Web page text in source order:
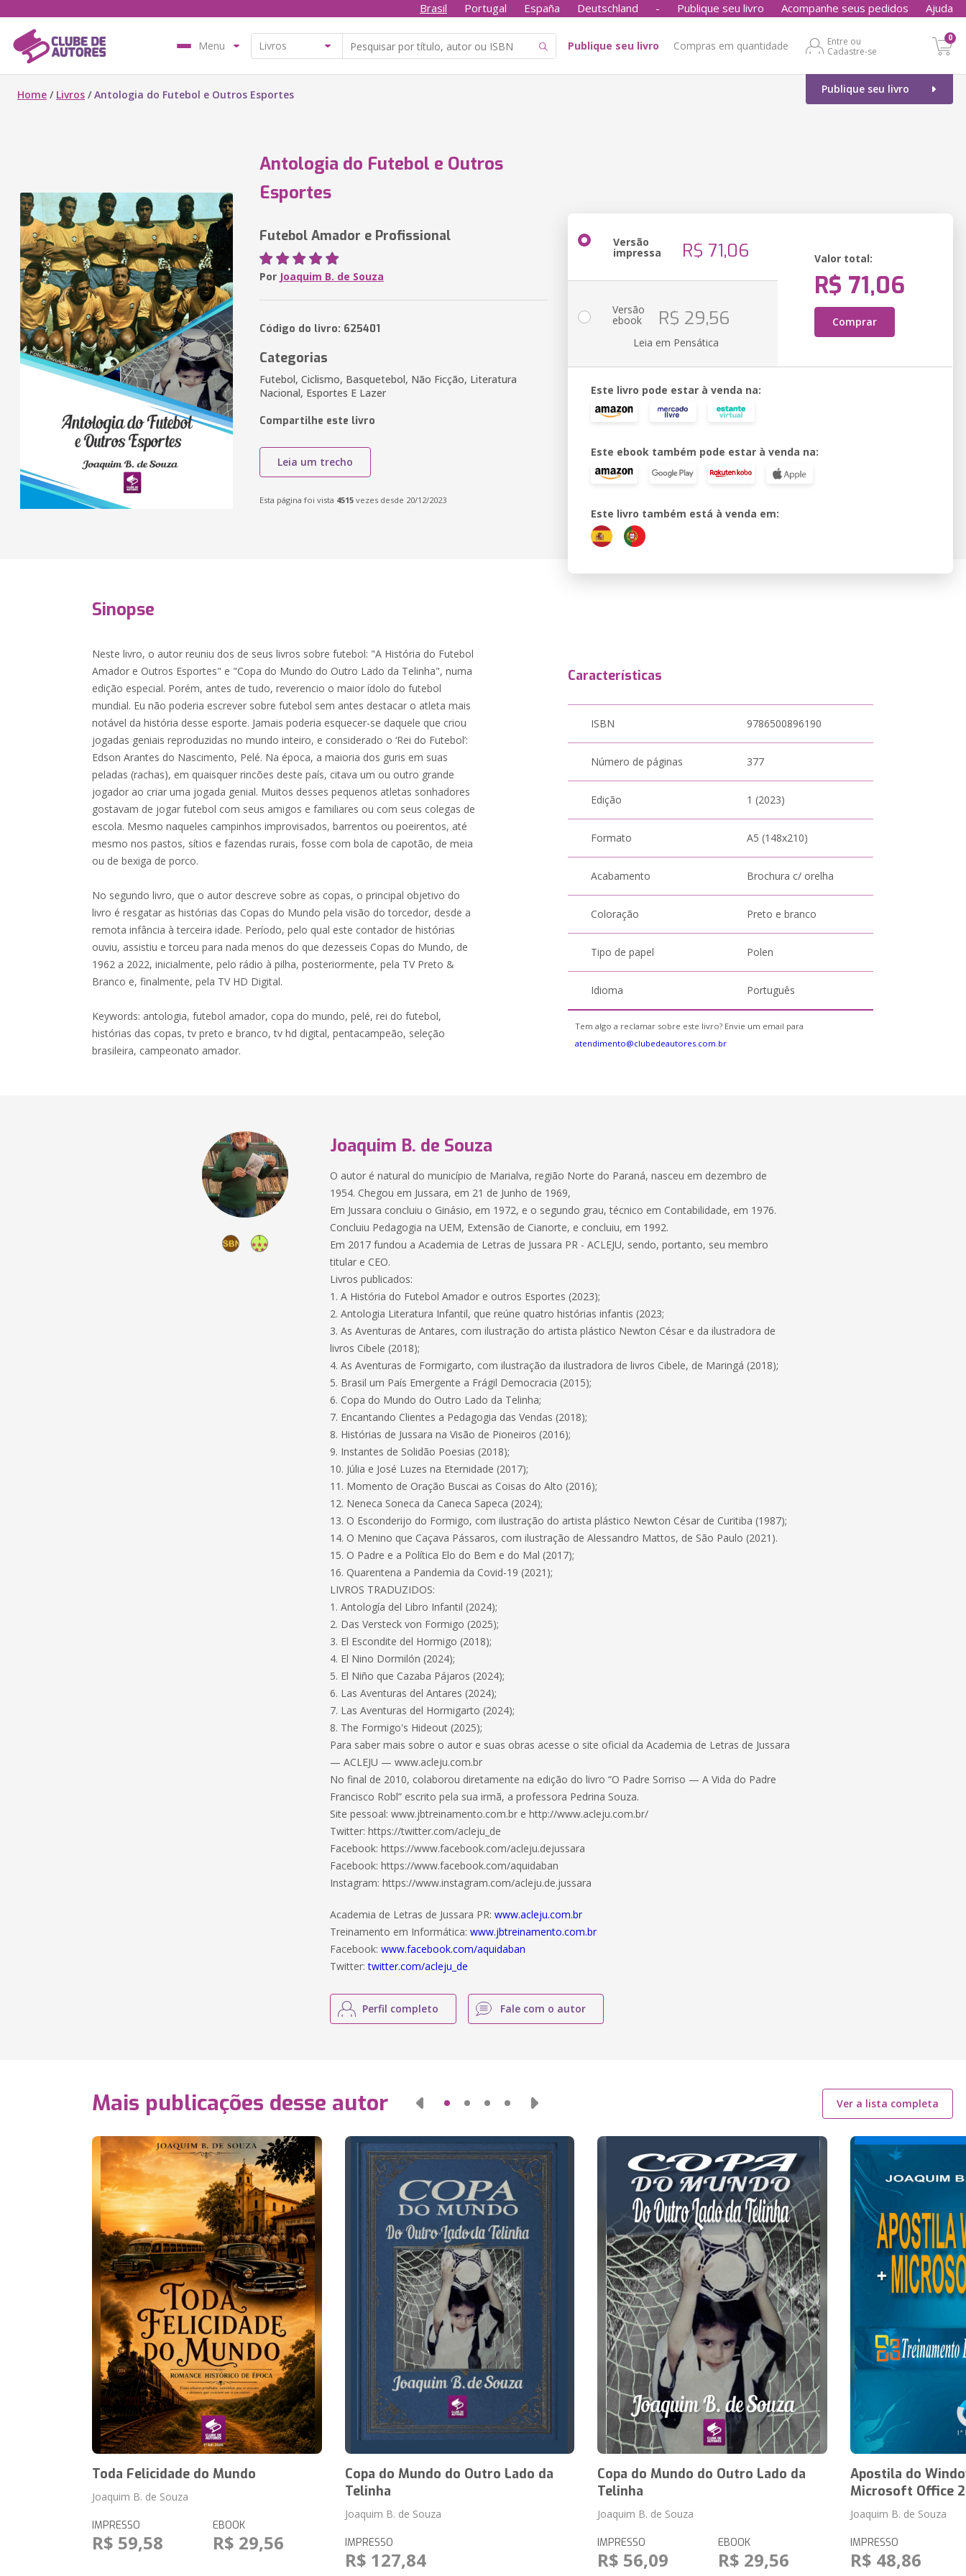
Brasil Portugal España Deutschland - Publique seu livro Acompanhe seus pedidos Ajuda
Menu Publique seu livro Compras em quantidade
Entre ou
Cadastre-se
0
Publique seu livro
Home / Livros /Antologia do Futebol e Outros Esportes
Antologia do Futebol e Outros
Esportes
Futebol Amador e Profissional
Por Joaquim B. de Souza
Código do livro: 625401
Categorias
Futebol, Ciclismo, Basquetebol, Não Ficção, Literatura
Nacional, Esportes E Lazer
Compartilhe este livro
Leia um trecho
Esta página foi vista 4515 vezes desde 20/12/2023
Versão
impressa R$ 71,06 Valor total:
R$ 71,06
Comprar
Versão
ebook R$ 29,56
Leia em Pensática
Este livro pode estar à venda na:
Este ebook também pode estar à venda na:
Este livro também está à venda em:
Sinopse
Neste livro, o autor reuniu dos de seus livros sobre futebol: "A História do Futebol
Amador e Outros Esportes" e "Copa do Mundo do Outro Lado da Telinha", numa
edição especial. Porém, antes de tudo, reverencio o maior ídolo do futebol
mundial. Eu não poderia escrever sobre futebol sem antes destacar o atleta mais
notável da história desse esporte. Jamais poderia esquecer-se daquele que criou
jogadas geniais reproduzidas no mundo inteiro, e considerado o ‘Rei do Futebol’:
Edson Arantes do Nascimento, Pelé. Na época, a maioria dos guris em suas
peladas (rachas), em quaisquer rincões deste país, citava um ou outro grande
jogador ao criar uma jogada genial. Muitos desses pequenos atletas sonhadores
gostavam de jogar futebol com seus amigos e familiares ou com seus colegas de
escola. Mesmo naqueles campinhos improvisados, barrentos ou poeirentos, até
mesmo nos pastos, sítios e fazendas rurais, fosse com bola de capotão, de meia
ou de bexiga de porco.
No segundo livro, que o autor descreve sobre as copas, o principal objetivo do
livro é resgatar as histórias das Copas do Mundo pela visão do torcedor, desde a
remota infância à terceira idade. Período, pelo qual este contador de histórias
ouviu, assistiu e torceu para nada menos do que dezesseis Copas do Mundo, de
1962 a 2022, inicialmente, pelo rádio à pilha, posteriormente, pela TV Preto &
Branco e, finalmente, pela TV HD Digital.
Keywords: antologia, futebol amador, copa do mundo, pelé, rei do futebol,
histórias das copas, tv preto e branco, tv hd digital, pentacampeão, seleção
brasileira, campeonato amador.
Características
ISBN 9786500896190
Número de páginas 377
Edição 1 (2023)
Formato A5 (148x210)
Acabamento Brochura c/ orelha
Coloração Preto e branco
Tipo de papel Polen
Idioma Português
Tem algo a reclamar sobre este livro? Envie um email para
atendimento@clubedeautores.com.br
Joaquim B. de Souza
O autor é natural do município de Marialva, região Norte do Paraná, nasceu em dezembro de
1954. Chegou em Jussara, em 21 de Junho de 1969,
Em Jussara concluiu o Ginásio, em 1972, e o segundo grau, técnico em Contabilidade, em 1976.
Concluiu Pedagogia na UEM, Extensão de Cianorte, e concluiu, em 1992.
Em 2017 fundou a Academia de Letras de Jussara PR - ACLEJU, sendo, portanto, seu membro
titular e CEO.
Livros publicados:
1. A História do Futebol Amador e outros Esportes (2023);
2. Antologia Literatura Infantil, que reúne quatro histórias infantis (2023;
3. As Aventuras de Antares, com ilustração do artista plástico Newton César e da ilustradora de
livros Cibele (2018);
4. As Aventuras de Formigarto, com ilustração da ilustradora de livros Cibele, de Maringá (2018);
5. Brasil um País Emergente a Frágil Democracia (2015);
6. Copa do Mundo do Outro Lado da Telinha;
7. Encantando Clientes a Pedagogia das Vendas (2018);
8. Histórias de Jussara na Visão de Pioneiros (2016);
9. Instantes de Solidão Poesias (2018);
10. Júlia e José Luzes na Eternidade (2017);
11. Momento de Oração Buscai as Coisas do Alto (2016);
12. Neneca Soneca da Caneca Sapeca (2024);
13. O Esconderijo do Formigo, com ilustração do artista plástico Newton César de Curitiba (1987);
14. O Menino que Caçava Pássaros, com ilustração de Alessandro Mattos, de São Paulo (2021).
15. O Padre e a Política Elo do Bem e do Mal (2017);
16. Quarentena a Pandemia da Covid-19 (2021);
LIVROS TRADUZIDOS:
1. Antología del Libro Infantil (2024);
2. Das Versteck von Formigo (2025);
3. El Escondite del Hormigo (2018);
4. El Nino Dormilón (2024);
5. El Niño que Cazaba Pájaros (2024);
6. Las Aventuras del Antares (2024);
7. Las Aventuras del Hormigarto (2024);
8. The Formigo's Hideout (2025);
Para saber mais sobre o autor e suas obras acesse o site oficial da Academia de Letras de Jussara
— ACLEJU — www.acleju.com.br
No final de 2010, colaborou diretamente na edição do livro “O Padre Sorriso — A Vida do Padre
Francisco Robl” escrito pela sua irmã, a professora Pedrina Souza.
Site pessoal: www.jbtreinamento.com.br e http://www.acleju.com.br/
Twitter: https://twitter.com/acleju_de
Facebook: https://www.facebook.com/acleju.dejussara
Facebook: https://www.facebook.com/aquidaban
Instagram: https://www.instagram.com/acleju.de.jussara
Academia de Letras de Jussara PR:www.acleju.com.br
Treinamento em Informática:www.jbtreinamento.com.br
Facebook:www.facebook.com/aquidaban
Twitter:twitter.com/acleju_de
Perfil completo Fale com o autor
Mais publicações desse autor Ver a lista completa
Toda Felicidade do Mundo
Joaquim B. de Souza
IMPRESSO
R$ 59,58
EBOOK
R$ 29,56
Copa do Mundo do Outro Lado da
Telinha
Joaquim B. de Souza
IMPRESSO
R$ 127,84
Copa do Mundo do Outro Lado da
Telinha
Joaquim B. de Souza
IMPRESSO
R$ 56,09
EBOOK
R$ 29,56
Apostila do
Microsoft Office
Joaquim B. de Souza
IMPRESSO
R$ 48,86